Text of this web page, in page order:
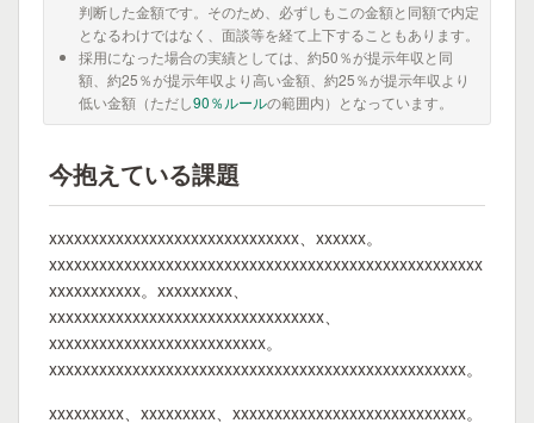
判断した金額です。そのため、必ずしもこの金額と同額で内定
となるわけではなく、面談等を経て上下することもあります。
採用になった場合の実績としては、約50％が提示年収と同
額、約25％が提示年収より高い金額、約25％が提示年収より
低い金額（ただし90％ルールの範囲内）となっています。
今抱えている課題
xxxxxxxxxxxxxxxxxxxxxxxxxxxxxx、xxxxxx。
xxxxxxxxxxxxxxxxxxxxxxxxxxxxxxxxxxxxxxxxxxxxxxxxxxxx
xxxxxxxxxxx。xxxxxxxxx、
xxxxxxxxxxxxxxxxxxxxxxxxxxxxxxxxx、
xxxxxxxxxxxxxxxxxxxxxxxxxx。
xxxxxxxxxxxxxxxxxxxxxxxxxxxxxxxxxxxxxxxxxxxxxxxxxx。
xxxxxxxxx、xxxxxxxxx、xxxxxxxxxxxxxxxxxxxxxxxxxxxx。